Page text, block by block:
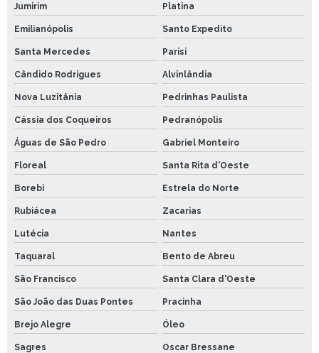
Jumirim Platina
Emilianópolis Santo Expedito
Santa Mercedes Parisi
Cândido Rodrigues Alvinlândia
Nova Luzitânia Pedrinhas Paulista
Cássia dos Coqueiros Pedranópolis
Águas de São Pedro Gabriel Monteiro
Floreal Santa Rita d'Oeste
Borebi Estrela do Norte
Rubiácea Zacarias
Lutécia Nantes
Taquaral Bento de Abreu
São Francisco Santa Clara d'Oeste
São João das Duas Pontes Pracinha
Brejo Alegre Óleo
Sagres Oscar Bressane